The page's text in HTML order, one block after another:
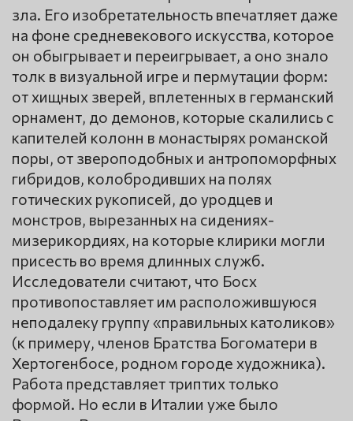
зла. Его изобретательность впечатляет даже
на фоне средневекового искусства, которое
он обыгрывает и переигрывает, а оно знало
толк в визуальной игре и пермутации форм:
от хищных зверей, вплетенных в германский
орнамент, до демонов, которые скалились с
капителей колонн в монастырях романской
поры, от звероподобных и антропоморфных
гибридов, колобродивших на полях
готических рукописей, до уродцев и
монстров, вырезанных на сидениях-
мизерикордиях, на которые клирики могли
присесть во время длинных служб.
Исследователи считают, что Босх
противопоставляет им расположившуюся
неподалеку группу «правильных католиков»
(к примеру, членов Братства Богоматери в
Хертогенбосе, родном городе художника).
Работа представляет триптих только
формой. Но если в Италии уже было